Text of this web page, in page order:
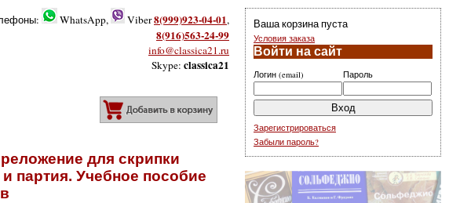
WhatsApp, Viber8(999)923-04-01,
8(916)563-24-99
info@classica21.ru
Skype: classica21
Добавить в корзину
для скрипки
партия. Учебное пособие
Ваша корзина пуста
Условия заказа
Войти на сайт
Логин (email) Пароль
Зарегистрироваться
Забыли пароль?